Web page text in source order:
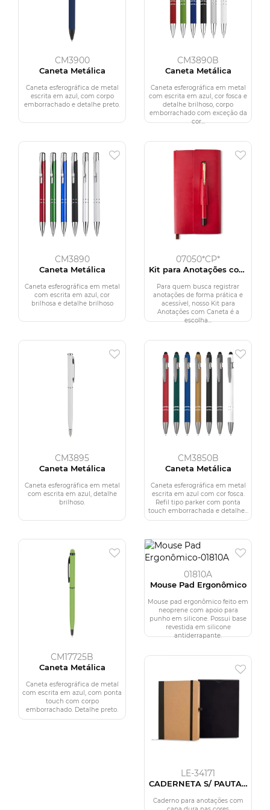
CM3900
Caneta Metálica
Caneta esferográfica de metal
escrita em azul, com corpo
emborrachado e detalhe preto.
CM3890B
Caneta Metálica
Caneta esferográfica em metal
com escrita em azul, cor fosca e
detalhe brilhoso, corpo
emborrachado com exceção da
cor...
CM3890
Caneta Metálica
Caneta esferográfica em metal
com escrita em azul, cor
brilhosa e detalhe brilhoso
07050*CP*
Kit para Anotações com
Caneta
Para quem busca registrar
anotações de forma prática e
acessível, nosso Kit para
Anotações com Caneta é a
escolha...
CM3895
Caneta Metálica
Caneta esferográfica em metal
com escrita em azul, detalhe
brilhoso.
CM3850B
Caneta Metálica
Caneta esferográfica em metal
escrita em azul com cor fosca.
Refil tipo parker com ponta
touch emborrachada e detalhe...
CM17725B
Caneta Metálica
Caneta esferográfica de metal
com escrita em azul, com ponta
touch com corpo
emborrachado. Detalhe preto.
01810A
Mouse Pad Ergonômico
Mouse pad ergonômico feito em
neoprene com apoio para
punho em silicone. Possui base
revestida em silicone
antiderrapante.
LE-34171
CADERNETA S/ PAUTA -
BEGE/PRETO
Caderno para anotações com